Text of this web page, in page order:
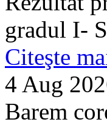
gradul I-
Citeşte
4 Aug
Barem